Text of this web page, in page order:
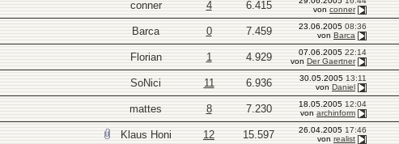
conner 4 6.415
von conner
Barca 0 7.459 23.06.2005 08:36
von Barca
Florian 1 4.929 07.06.2005 22:14
von Der Gaertner
SoNici 11 6.936 30.05.2005 13:11
von Daniel
mattes 8 7.230 18.05.2005 12:04
von archinform
Klaus Honi 12 15.597 26.04.2005 17:46
von realist